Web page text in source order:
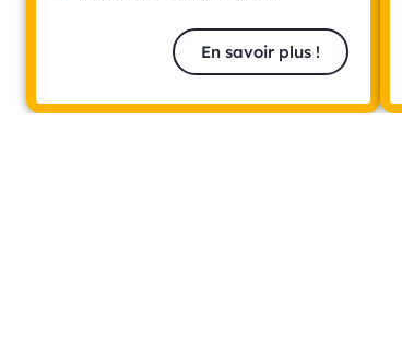
En savoir plus !